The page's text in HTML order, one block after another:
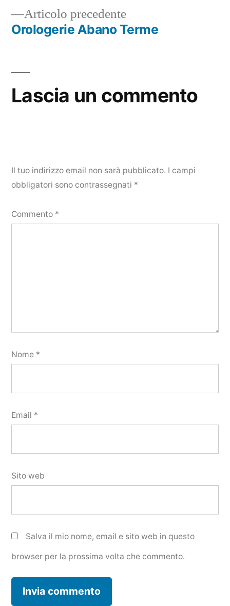
articoli
Articolo precedenteArticolo
precedente:
Orologerie Abano Terme
Lascia un commento
Il tuo indirizzo email non sarà pubblicato. I campi
obbligatori sono contrassegnati *
Commento *
Nome *
Email *
Sito web
Salva il mio nome, email e sito web in questo
browser per la prossima volta che commento.